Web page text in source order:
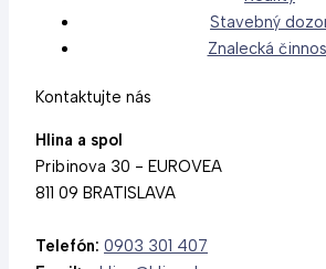
Stavebný
Znalecká
Kontaktujte nás
Hlina a spol
Pribinova 30 - EUROVEA
811 09 BRATISLAVA
Telefón: 0903 301 407